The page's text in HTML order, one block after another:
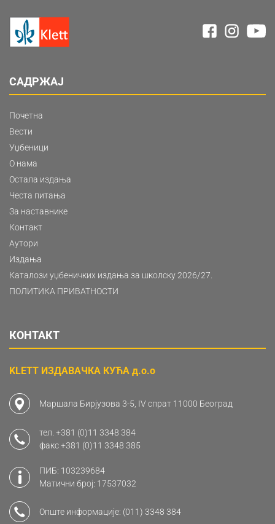
САДРЖАЈ
Почетна
Вести
Уџбеници
О нама
Остала издања
Честа питања
За наставнике
Контакт
Аутори
Издања
Каталози уџбеничких издања за школску 2026/27.
ПОЛИТИКА ПРИВАТНОСТИ
КОНТАКТ
KLETT ИЗДАВАЧКА КУЋА д.о.о
Маршала Бирјузова 3-5, IV спрат 11000 Београд
тел. +381 (0)11 3348 384
факс+381 (0)11 3348 385
ПИБ: 103239684
Матични број: 17537032
Опште информације: (011) 3348 384